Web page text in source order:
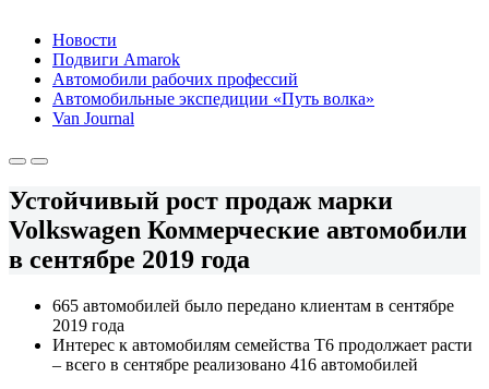
Новости
Подвиги Amarok
Автомобили рабочих профессий
Автомобильные экспедиции «Путь волка»
Van Journal
Устойчивый рост продаж марки
Volkswagen Коммерческие автомобили
в сентябре 2019 года
665 автомобилей было передано клиентам в сентябре
2019 года
Интерес к автомобилям семейства Т6 продолжает расти
– всего в сентябре реализовано 416 автомобилей